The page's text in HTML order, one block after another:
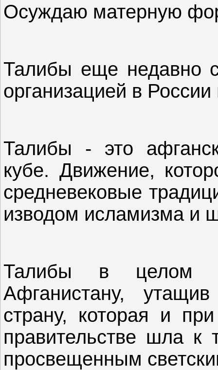
Осуждаю матерную
Талибы еще недавно
организацией в России
Талибы - это
кубе. Движение,
средневековые
изводом исламизма и
Талибы в целом
Афганистану,
страну, которая и
правительстве шла к
просвещенным